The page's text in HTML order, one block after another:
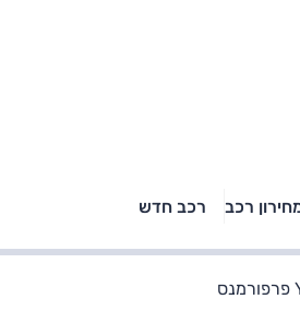
רכב רכב חדש
טויוטה ראב 4, קיה
ספורטאז' לונג ויונדאי
הנייר ועל הכביש